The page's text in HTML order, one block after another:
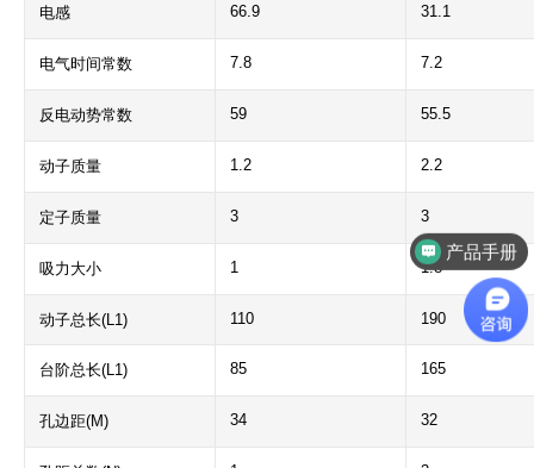
电感 66.9 31.1
电气时间常数 7.8 7.2
反电动势常数 59 55.5
动子质量 1.2 2.2
定子质量 3 3
吸力大小 1 1.8
动子总长(L1) 110 190
台阶总长(L1) 85 165
孔边距(M) 34 32
选型支持